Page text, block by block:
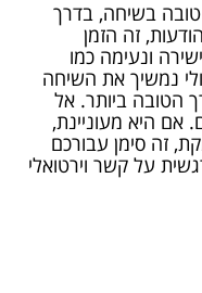
בשיחה, בדרך
זה הזמן
ונעימה כמו
נמשיך את השיחה
הטובה ביותר. אל
אם היא מעוניינת,
זה סימן עבורכם
על קשר וירטואלי